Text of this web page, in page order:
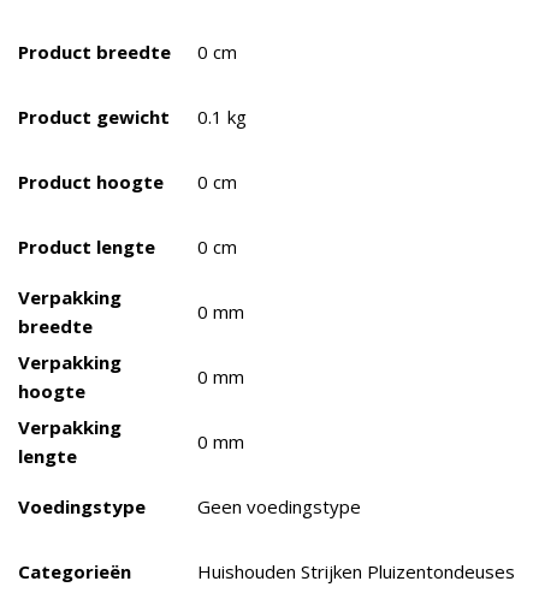
Product breedte 0 cm
Product gewicht 0.1 kg
Product hoogte 0 cm
Product lengte 0 cm
Verpakking
breedte
0 mm
Verpakking
hoogte
0 mm
Verpakking
lengte
0 mm
Voedingstype Geen voedingstype
Categorieën Huishouden Strijken Pluizentondeuses